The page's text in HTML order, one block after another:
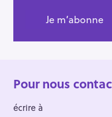
Pour nous
écrire à